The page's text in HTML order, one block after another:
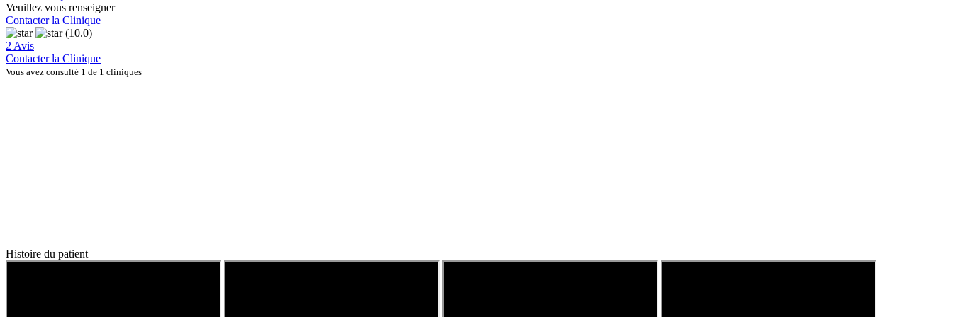
Veuillez vous renseigner
Contacter la Clinique
(10.0)
2 Avis
Contacter la Clinique
Vous avez consulté 1 de 1 cliniques
Histoire du patient